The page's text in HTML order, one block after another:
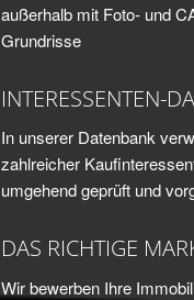
außerhalb mit Foto- und
Grundrisse
INTERESSENTEN-
In unserer Datenbank
zahlreicher
umgehend geprüft und
DAS RICHTIGE
Wir bewerben Ihre